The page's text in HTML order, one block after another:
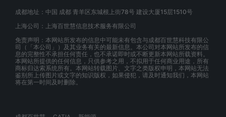
成都地址：中国 成都 青羊区东城根上街78号 建设大厦15层1510号
上海公司：上海百世慧信息技术服务有限公司
免责声明：本网站所发布的信息中可能未有包含与成都百世慧科技有限公
司（「本公司」）及其业务有关的最新信息。本公司对本网站所发布的信
息的完整性不承担任何责任，也不承诺即时或不断更新本网站所载资料。
本网站所提供的任何信息，只供参考之用，不拟用于任何商业用途，所有
商标归达索系统所有。本网站转载图片、文字之类版权申明，本网站无法
鉴别所上传图片或文字的知识版权，如果侵犯，请及时通知我们，本网站
将在第一时间及时删除。